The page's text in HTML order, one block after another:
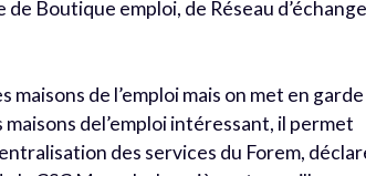
Boutique emploi, de Réseau d’échange
de l’emploi mais on met en garde
del’emploi intéressant, il permet
des services du Forem,